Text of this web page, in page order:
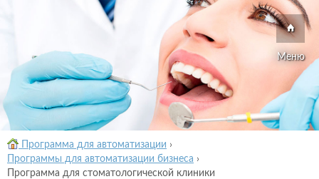
Меню
Программа для автоматизации ›
Программы для автоматизации бизнеса ›
Программа для стоматологической клиники